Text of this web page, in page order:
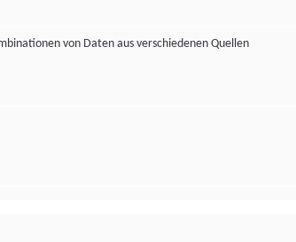
von Daten aus verschiedenen Quellen